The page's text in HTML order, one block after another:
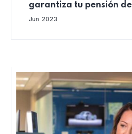
garantiza tu pensión de
vejez
Jun 2023